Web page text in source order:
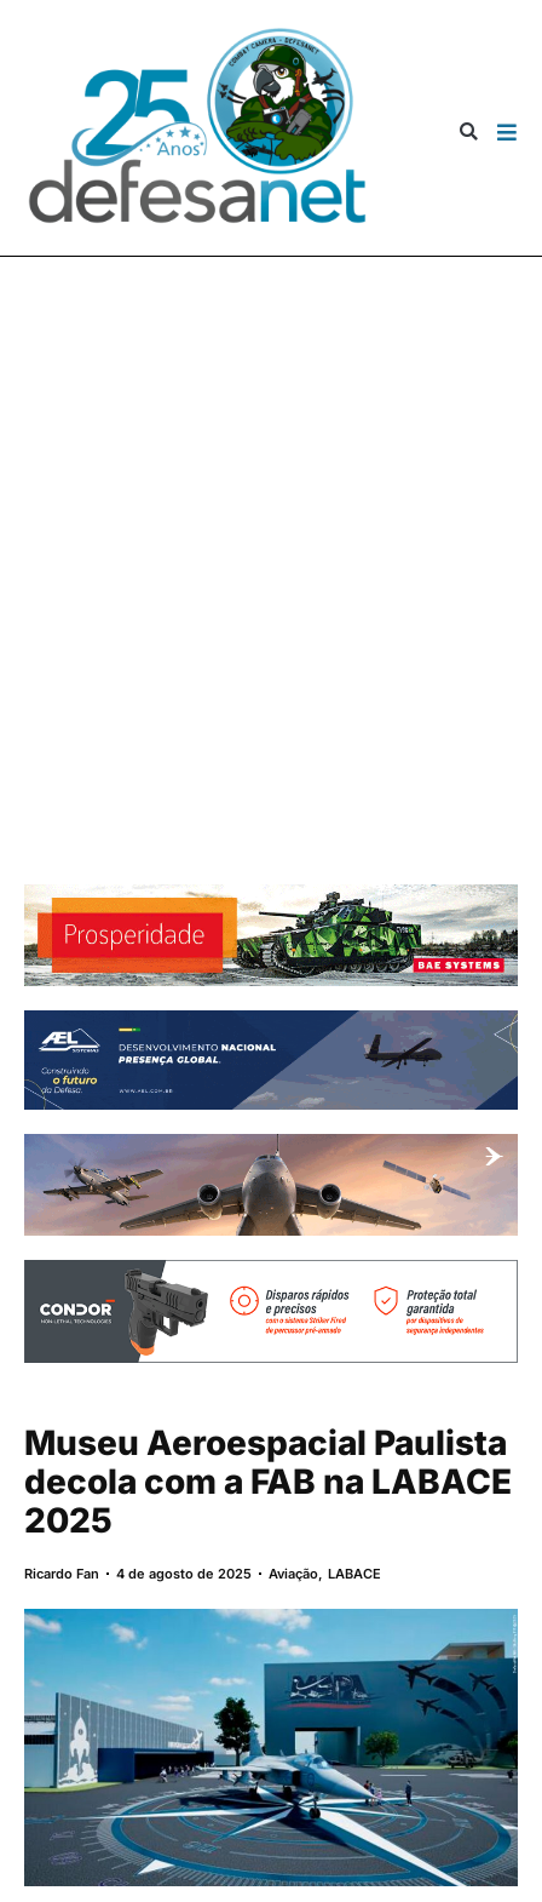
Museu Aeroespacial Paulista
decola com a FAB na LABACE
2025
Ricardo Fan 4 de agosto de 2025 Aviação,LABACE